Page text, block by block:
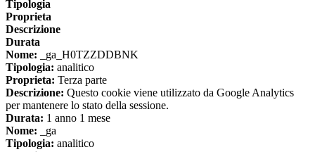
Tipologia
Proprieta
Descrizione
Durata
Nome: _ga_H0TZZDDBNK
Tipologia: analitico
Proprieta: Terza parte
Descrizione: Questo cookie viene utilizzato da Google Analytics
per mantenere lo stato della sessione.
Durata: 1 anno 1 mese
Nome: _ga
Tipologia: analitico